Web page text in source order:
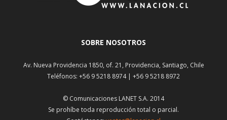
SOBRE NOSOTROS
Av. Nueva Providencia 1850, of. 21, Providencia, Santiago, Chile
Teléfonos: +56 9 5218 8974 | +56 9 5218 8972
© Comunicaciones LANET S.A. 2014
Se prohíbe toda reproducción total o parcial.